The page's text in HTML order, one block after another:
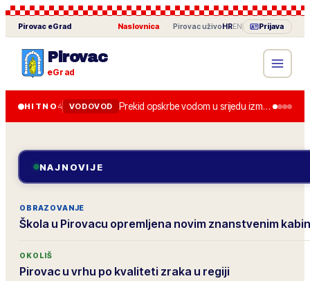
Pirovac eGrad Naslovnica PirovacuživoHREN Prijava
Pirovac
eGrad
HITNO 4 VODOVOD Prekid opskrbe vodom u srijedu između 8.00 i 13.00 zbog zamjene zasuna.
NAJNOVIJE
OBRAZOVANJE
Škola u Pirovacu opremljena novim znanstvenim
OKOLIŠ
Pirovac u vrhu po kvaliteti zraka u regiji